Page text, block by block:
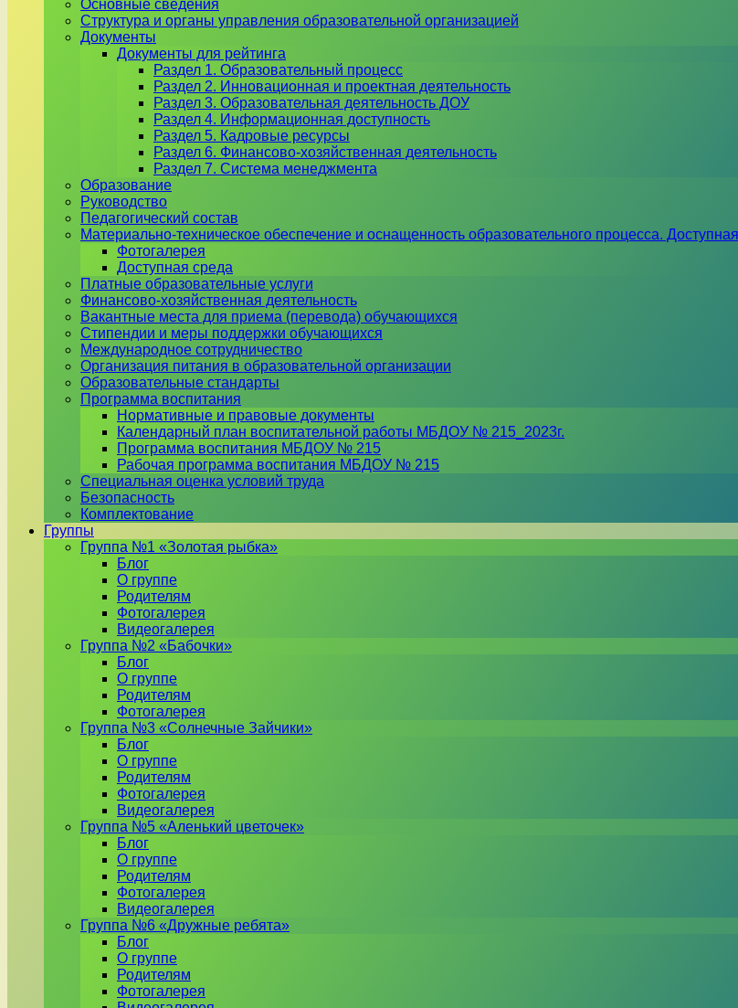
Основные сведения
Структура и органы управления образовательной организацией
Документы
Документы для рейтинга
Раздел 1. Образовательный процесс
Раздел 2. Инновационная и проектная деятельность
Раздел 3. Образовательная деятельность ДОУ
Раздел 4. Информационная доступность
Раздел 5. Кадровые ресурсы
Раздел 6. Финансово-хозяйственная деятельность
Раздел 7. Система менеджмента
Образование
Руководство
Педагогический состав
Материально-техническое обеспечение и оснащенность образовательного процесса.
Фотогалерея
Доступная среда
Платные образовательные услуги
Финансово-хозяйственная деятельность
Вакантные места для приема (перевода) обучающихся
Стипендии и меры поддержки обучающихся
Международное сотрудничество
Организация питания в образовательной организации
Образовательные стандарты
Программа воспитания
Нормативные и правовые документы
Календарный план воспитательной работы МБДОУ № 215_2023г.
Программа воспитания МБДОУ № 215
Рабочая программа воспитания МБДОУ № 215
Специальная оценка условий труда
Безопасность
Комплектование
Группы
Группа №1 «Золотая рыбка»
Блог
О группе
Родителям
Фотогалерея
Видеогалерея
Группа №2 «Бабочки»
Блог
О группе
Родителям
Фотогалерея
Группа №3 «Солнечные Зайчики»
Блог
О группе
Родителям
Фотогалерея
Видеогалерея
Группа №5 «Аленький цветочек»
Блог
О группе
Родителям
Фотогалерея
Видеогалерея
Группа №6 «Дружные ребята»
Блог
О группе
Родителям
Фотогалерея